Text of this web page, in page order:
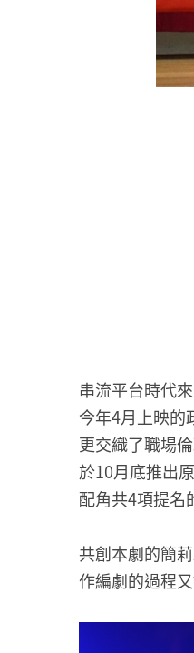
串流平台時代
今年4月上映
更交織了職場
於10月底推出
配角共4項提名
共創本劇的簡
作編劇的過程